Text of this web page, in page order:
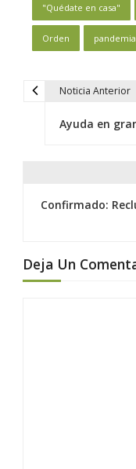
"Quédate en casa"
Orden pandemia
N
ó
n
Noticia Anterior
Ayuda en
Confirmado:
Deja Un